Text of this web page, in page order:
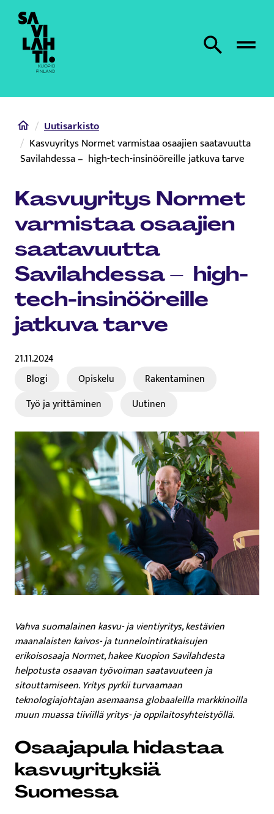
Etusivulle
Etsi sivustolta
HomeUutisarkisto
Kasvuyritys Normet varmistaa osaajien saatavuutta
Savilahdessa – high-tech-insinööreille jatkuva tarve
Kasvuyritys Normet
varmistaa osaajien
saatavuutta
Savilahdessa – high-
tech-insinööreille
jatkuva tarve
21.11.2024
Blogi Opiskelu
Rakentaminen
Työ ja yrittäminen
Uutinen
Vahva suomalainen kasvu- ja vientiyritys, kestävien
maanalaisten kaivos- ja tunnelointiratkaisujen
erikoisosaaja Normet, hakee Kuopion Savilahdesta
helpotusta osaavan työvoiman saatavuuteen ja
sitouttamiseen. Yritys pyrkii turvaamaan
teknologiajohtajan asemaansa globaaleilla markkinoilla
muun muassa tiiviillä yritys- ja oppilaitosyhteistyöllä.
Osaajapula hidastaa
kasvuyrityksiä
Suomessa